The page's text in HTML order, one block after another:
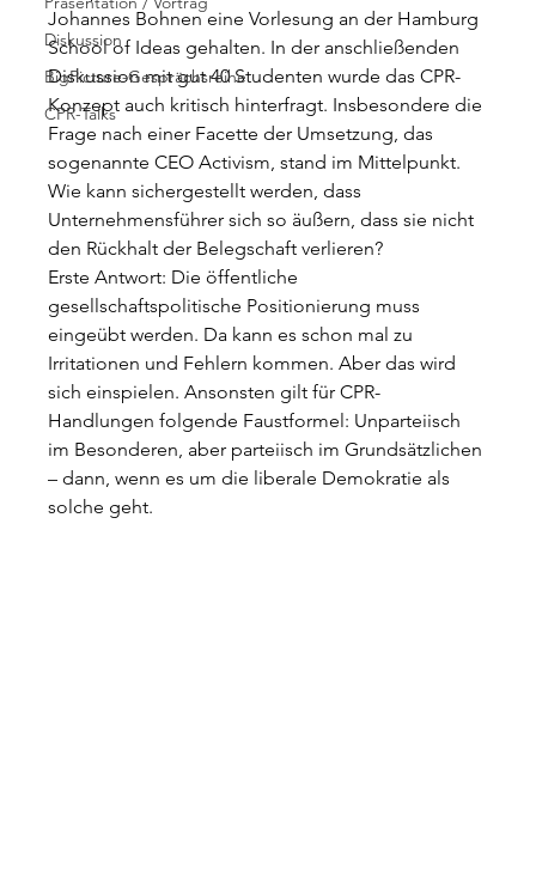
Diskussion
BigPicture-Gesprächsreihe
CPR-Talks
Johannes Bohnen eine Vorlesung an der Hamburg
School of Ideas gehalten. In der anschließenden
Diskussion mit gut 40 Studenten wurde das CPR-
Konzept auch kritisch hinterfragt. Insbesondere die
Frage nach einer Facette der Umsetzung, das
sogenannte CEO Activism, stand im Mittelpunkt.
Wie kann sichergestellt werden, dass
Unternehmensführer sich so äußern, dass sie nicht
den Rückhalt der Belegschaft verlieren?
Erste Antwort: Die öffentliche
gesellschaftspolitische Positionierung muss
eingeübt werden. Da kann es schon mal zu
Irritationen und Fehlern kommen. Aber das wird
sich einspielen. Ansonsten gilt für CPR-
Handlungen folgende Faustformel: Unparteiisch
im Besonderen, aber parteiisch im Grundsätzlichen
– dann, wenn es um die liberale Demokratie als
solche geht.